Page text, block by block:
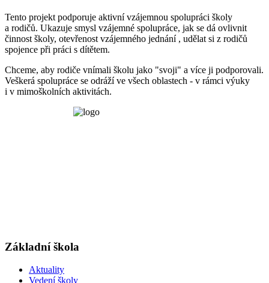
Tento projekt podporuje aktivní vzájemnou spolupráci školy
a rodičů. Ukazuje smysl vzájemné spolupráce, jak se dá ovlivnit
činnost školy, otevřenost vzájemného jednání , udělat si z rodičů
spojence při práci s dítětem.
Chceme, aby rodiče vnímali školu jako "svoji" a více ji podporovali.
Veškerá spolupráce se odráží ve všech oblastech - v rámci výuky
i v mimoškolních aktivitách.
Základní škola
Aktuality
Vedení školy